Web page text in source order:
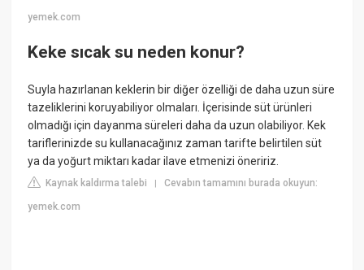
yemek.com
Keke sıcak su neden konur?
Suyla hazırlanan keklerin bir diğer özelliği de daha uzun süre
tazeliklerini koruyabiliyor olmaları. İçerisinde süt ürünleri
olmadığı için dayanma süreleri daha da uzun olabiliyor. Kek
tariflerinizde su kullanacağınız zaman tarifte belirtilen süt
ya da yoğurt miktarı kadar ilave etmenizi öneririz.
Kaynak kaldırma talebi |Cevabın tamamını burada okuyun:
yemek.com